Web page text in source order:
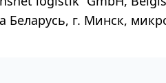
Беларусь, г. Минск,